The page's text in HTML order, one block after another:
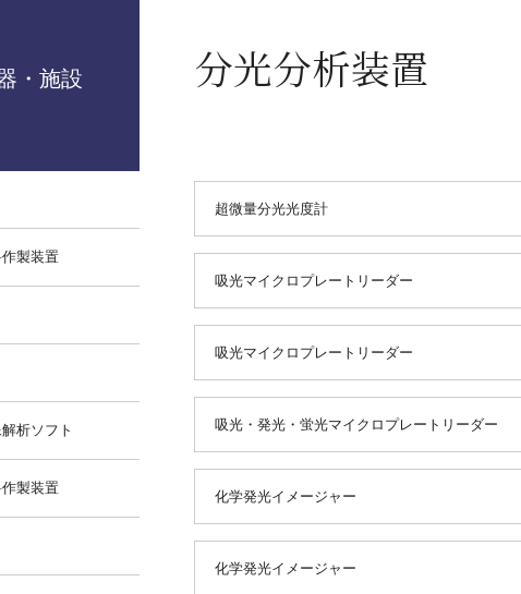
分光分析装置
超微量分光光度計
吸光マイクロプレートリーダー
吸光マイクロプレートリーダー
吸光・発光・蛍光マイクロプレートリーダー
化学発光イメージャー
化学発光イメージャー
・施設
製装置
析ソフト
製装置